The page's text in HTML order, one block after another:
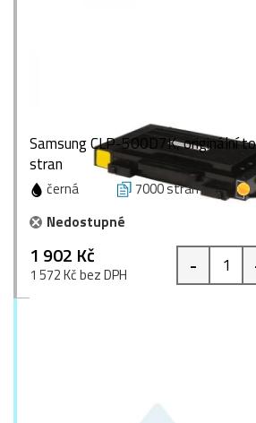
Samsung CLP-500D7K, originální
stran
černá 7000 stran
Nedostupné
1 902 Kč
1 572 Kč bez DPH -